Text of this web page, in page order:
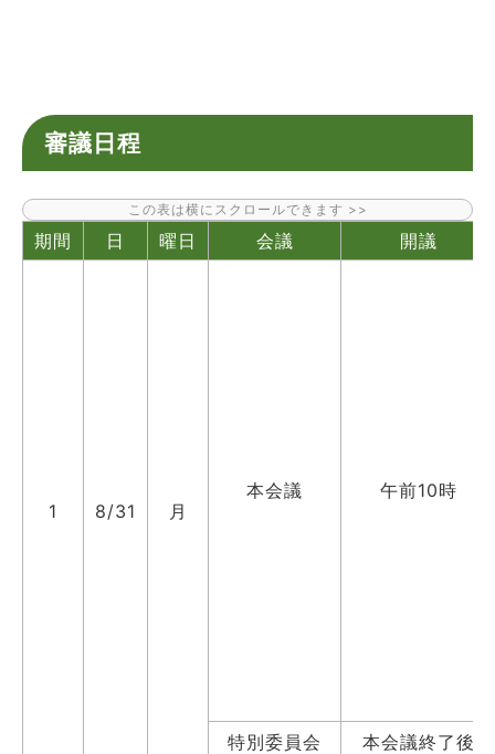
審議日程
期間 日 曜日 会議 開議
1 8/31 月
本会議 午前10時
特別委員会
本会議終了後